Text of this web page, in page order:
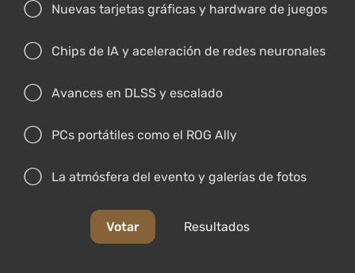
Nuevas tarjetas gráficas y hardware de juegos
Chips de IA y aceleración de redes neuronales
Avances en DLSS y escalado
PCs portátiles como el ROG Ally
La atmósfera del evento y galerías de fotos
Votar Resultados